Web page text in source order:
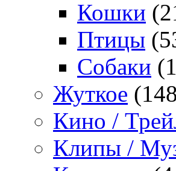
Кошки
Птицы
Собаки
Жуткое
Кино /
Клипы /